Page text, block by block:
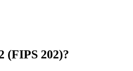
(FIPS 202)?